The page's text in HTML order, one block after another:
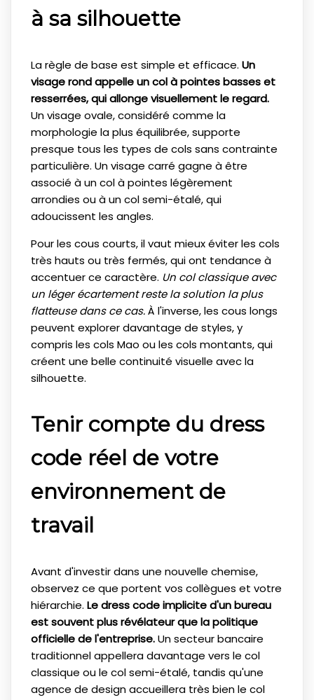
à sa silhouette
La règle de base est simple et efficace. Un
visage rond appelle un col à pointes basses et
resserrées, qui allonge visuellement le regard.
Un visage ovale, considéré comme la
morphologie la plus équilibrée, supporte
presque tous les types de cols sans contrainte
particulière. Un visage carré gagne à être
associé à un col à pointes légèrement
arrondies ou à un col semi-étalé, qui
adoucissent les angles.
Pour les cous courts, il vaut mieux éviter les cols
très hauts ou très fermés, qui ont tendance à
accentuer ce caractère. Un col classique avec
un léger écartement reste la solution la plus
flatteuse dans ce cas.À l'inverse, les cous longs
peuvent explorer davantage de styles, y
compris les cols Mao ou les cols montants, qui
créent une belle continuité visuelle avec la
silhouette.
Tenir compte du dress
code réel de votre
environnement de
travail
Avant d'investir dans une nouvelle chemise,
observez ce que portent vos collègues et votre
hiérarchie. Le dress code implicite d'un bureau
est souvent plus révélateur que la politique
officielle de l'entreprise.Un secteur bancaire
traditionnel appellera davantage vers le col
classique ou le col semi-étalé, tandis qu'une
agence de design accueillera très bien le col